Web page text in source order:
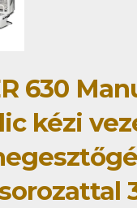
630
kézi